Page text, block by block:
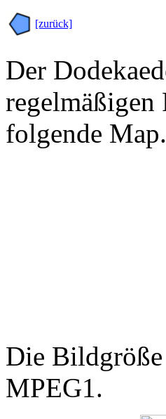
[zurück]
Der
folgende Map.
Die
MPEG1.